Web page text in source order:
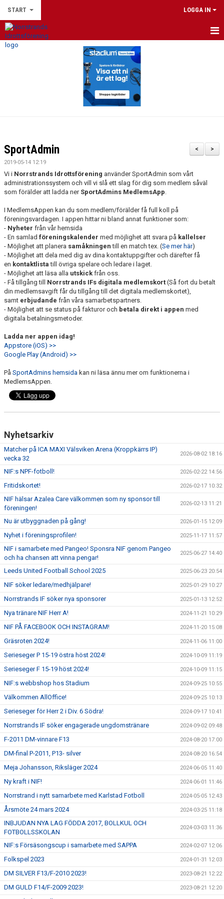
START LOGGA IN
HEM
LEEDS UNITED FOOTBALL SCHOOL 2026
NIF:S FOTBOLLSKOLLO 2026
MATCHER
UNGDOMSDOMARE 2026
OM OSS
>
<
SportAdmin
2019-05-14 12:19
Vi i Norrstrands Idrottsförening använder SportAdmin som vårt
administrationssystem och vill vi slå ett slag för dig som medlem såväl
som förälder att ladda ner SportAdmins MedlemsApp.
I MedlemsAppen kan du som medlem/förälder få full koll på
föreningsvardagen. I appen hittar ni bland annat funktioner som:
- Nyheter från vår hemsida
- En samlad föreningskalender med möjlighet att svara på kallelser
- Möjlighet att planera samåkningen till en match tex. (Se mer här)
- Möjlighet att dela med dig av dina kontaktuppgifter och därefter få
en kontaktlista till övriga spelare och ledare i laget.
- Möjlighet att läsa alla utskick från oss.
- Få tillgång till Norrstrands IFs digitala medlemskort (Så fort du betalt
din medlemsavgift får du tillgång till det digitala medlemskortet),
samt erbjudande från våra samarbetspartners.
- Möjlighet att se status på fakturor och betala direkt i appen med
digitala betalningsmetoder.
Ladda ner appen idag!
Appstore (iOS) >>
Google Play (Android) >>
På SportAdmins hemsida kan ni läsa ännu mer om funktionerna i
MedlemsAppen.
Nyhetsarkiv
Matcher på ICA MAXI Välsviken Arena (Kroppkärrs IP)
vecka 32
2026-08-02 18:16
NIF:s NPF-fotboll! 2026-02-22 14:56
Fritidskortet! 2026-02-17 10:32
NIF hälsar Azalea Care välkommen som ny sponsor till
föreningen!
2026-02-13 11:21
Nu är utbyggnaden på gång! 2026-01-15 12:09
Nyhet i föreningsprofilen! 2025-11-17 11:57
NIF i samarbete med Pangeo! Sponsra NIF genom Pangeo
och ha chansen att vinna pengar!
2025-06-27 14:40
Leeds United Football School 2025 2025-06-23 20:54
NIF söker ledare/medhjälpare! 2025-01-29 10:27
Norrstrands IF söker nya sponsorer 2025-01-13 12:52
Nya tränare NIF Herr A! 2024-11-21 10:29
NIF PÅ FACEBOOK OCH INSTAGRAM! 2024-11-20 15:08
Gräsroten 2024! 2024-11-06 11:00
Serieseger P 15-19 östra höst 2024! 2024-10-09 11:19
Serieseger F 15-19 höst 2024! 2024-10-09 11:15
NIF:s webbshop hos Stadium 2024-09-25 10:55
Välkommen AllOffice! 2024-09-25 10:13
Serieseger för Herr 2 i Div. 6 Södra! 2024-09-17 10:41
Norrstrands IF söker engagerade ungdomstränare 2024-09-02 09:48
F-2011 DM-vinnare F13 2024-08-20 17:00
DM-final P-2011, P13- silver 2024-08-20 16:54
Meja Johansson, Riksläger 2024 2024-06-05 11:40
Ny kraft i NIF! 2024-06-01 11:46
Norrstrand i nytt samarbete med Karlstad Fotboll 2024-05-05 12:43
Årsmöte 24 mars 2024 2024-03-25 11:18
INBJUDAN NYA LAG FÖDDA 2017, BOLLKUL OCH
FOTBOLLSSKOLAN
2024-03-03 11:36
NIF:s Försäsongscup i samarbete med SAPPA 2024-02-07 12:06
Folkspel 2023 2024-01-31 12:03
DM SILVER F13/F-2010 2023! 2023-08-21 12:22
DM GULD F14/F-2009 2023! 2023-08-21 12:20